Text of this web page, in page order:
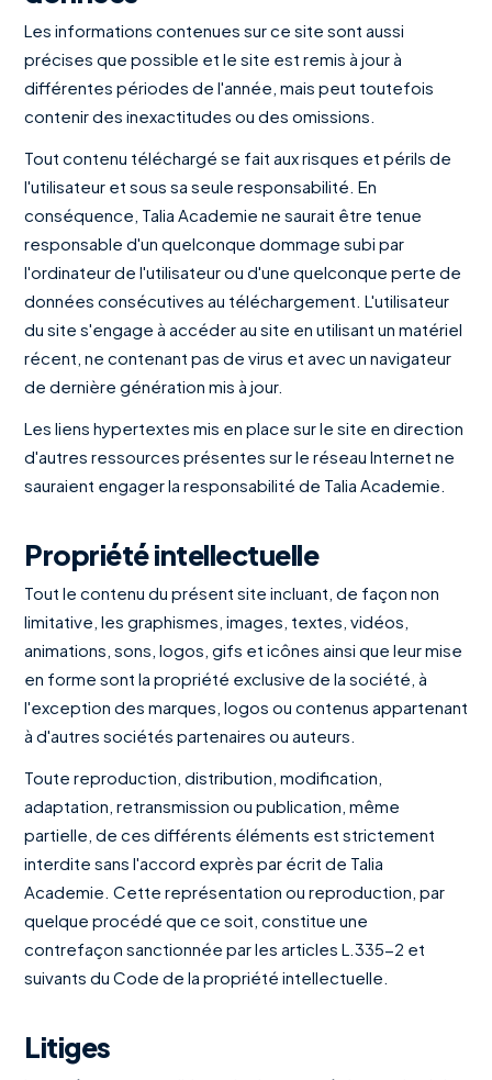
Les informations contenues sur ce site sont aussi
précises que possible et le site est remis à jour à
différentes périodes de l'année, mais peut toutefois
contenir des inexactitudes ou des omissions.
Tout contenu téléchargé se fait aux risques et périls de
l'utilisateur et sous sa seule responsabilité. En
conséquence, Talia Academie ne saurait être tenue
responsable d'un quelconque dommage subi par
l'ordinateur de l'utilisateur ou d'une quelconque perte de
données consécutives au téléchargement. L'utilisateur
du site s'engage à accéder au site en utilisant un matériel
récent, ne contenant pas de virus et avec un navigateur
de dernière génération mis à jour.
Les liens hypertextes mis en place sur le site en direction
d'autres ressources présentes sur le réseau Internet ne
sauraient engager la responsabilité de Talia Academie.
Propriété intellectuelle
Tout le contenu du présent site incluant, de façon non
limitative, les graphismes, images, textes, vidéos,
animations, sons, logos, gifs et icônes ainsi que leur mise
en forme sont la propriété exclusive de la société, à
l'exception des marques, logos ou contenus appartenant
à d'autres sociétés partenaires ou auteurs.
Toute reproduction, distribution, modification,
adaptation, retransmission ou publication, même
partielle, de ces différents éléments est strictement
interdite sans l'accord exprès par écrit de Talia
Academie. Cette représentation ou reproduction, par
quelque procédé que ce soit, constitue une
contrefaçon sanctionnée par les articles L.335-2 et
suivants du Code de la propriété intellectuelle.
Litiges